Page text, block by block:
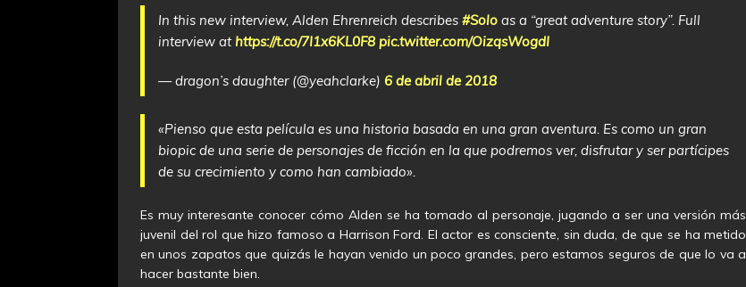
In this new interview, Alden Ehrenreich describes #Solo as a “great adventure story”. Full
interview athttps://t.co/7I1x6KL0F8 pic.twitter.com/OizqsWogdI
— dragon’s daughter (@yeahclarke) 6 de abril de 2018
«Pienso que esta película es una historia basada en una gran aventura. Es como un gran
biopic de una serie de personajes de ficción en la que podremos ver, disfrutar y ser partícipes
de su crecimiento y como han cambiado».
Es muy interesante conocer cómo Alden se ha tomado al personaje, jugando a ser una versión más
juvenil del rol que hizo famoso a Harrison Ford. El actor es consciente, sin duda, de que se ha metido
en unos zapatos que quizás le hayan venido un poco grandes, pero estamos seguros de que lo va a
hacer bastante bien.